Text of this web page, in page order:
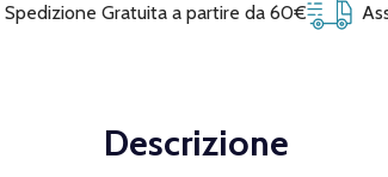
Spedizione Gratuita a partire da 60€
Descrizione